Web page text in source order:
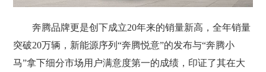
奔腾品牌更是创下成立20年来的销量新高，全年销量
突破20万辆，新能源序列“奔腾悦意”的发布与“奔腾小
马”拿下细分市场用户满意度第一的成绩，印证了其在大